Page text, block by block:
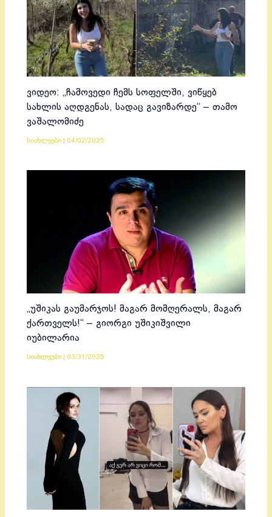
ვიდეო: „ჩამოვედი ჩემს სოფელში, ვიწყებ
სახლის აღდგენას, სადაც გავიზარდე“ – თამო
ვაშალომიძე
სიახლეები 04/02/2025
„უშიკას გაუმარჯოს! მაგარ მომღერალს, მაგარ
ქართველს!“ – გიორგი უშიკიშვილი
იუბილარია
სიახლეები 03/31/2025